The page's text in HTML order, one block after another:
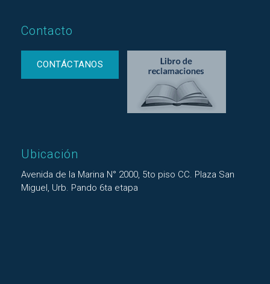
Contacto
CONTÁCTANOS
Ubicación
Avenida de la Marina N° 2000, 5to piso CC. Plaza San
Miguel, Urb. Pando 6ta etapa